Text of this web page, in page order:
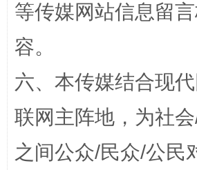
“蜀中异人”王建安的艺术幻境
等传媒网站信息留
容。
六、本传媒结合现
联网主阵地，为社
之间公众/民众/公民